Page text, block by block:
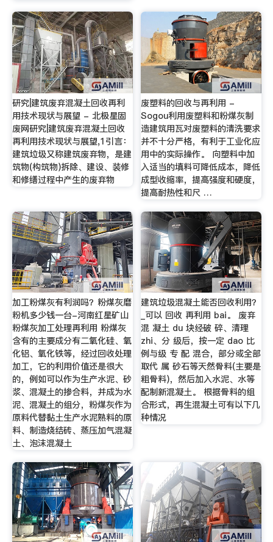
研究|建筑废弃混凝土回收再利
用技术现状与展望 - 北极星固
废网研究|建筑废弃混凝土回收
再利用技术现状与展望,1引言：
建筑垃圾又称建筑废弃物，是建
筑物(构筑物)拆除、建设、装修
和修缮过程中产生的废弃物
废塑料的回收与再利用 -
Sogou利用废塑料和粉煤灰制
造建筑用瓦对废塑料的清洗要求
并不十分严格，有利于工业化应
用中的实际操作。 向塑料中加
入适当的填料可降低成本，降低
成型收缩率，提高强度和硬度，
提高耐热性和尺 …
加工粉煤灰有利润吗？粉煤灰磨
粉机多少钱一台-河南红星矿山
粉煤灰加工处理再利用 粉煤灰
含有的主要成分有二氧化硅、氧
化铝、氧化铁等，经过回收处理
加工，它的利用价值还是很大
的，例如可以作为生产水泥、砂
浆、混凝土的掺合料，并成为水
泥、混凝土的组分，粉煤灰作为
原料代替黏土生产水泥熟料的原
料、制造烧结砖、蒸压加气混凝
土、泡沫混凝土
建筑垃圾混凝土能否回收利用？
_可以 回收 再利用 bai。 废弃
混 凝土 du 块经破 碎、清理
zhi、分 级后，按一定 dao 比
例与级 专 配 混合，部分或全部
取代 属 砂石等天然骨料(主要是
粗骨料)，然后加入水泥、水等
配制新混凝土。 根据骨料的组
合形式，再生混凝土可有以下几
种情况